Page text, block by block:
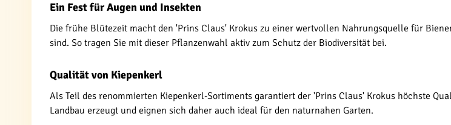
Ein Fest für Augen und Insekten
Die frühe Blütezeit macht den 'Prins Claus' Krokus zu einer wertvollen Nahrungsquelle für
sind. So tragen Sie mit dieser Pflanzenwahl aktiv zum Schutz der Biodiversität bei.
Qualität von Kiepenkerl
Als Teil des renommierten Kiepenkerl-Sortiments garantiert der 'Prins Claus' Krokus höchste
Landbau erzeugt und eignen sich daher auch ideal für den naturnahen Garten.